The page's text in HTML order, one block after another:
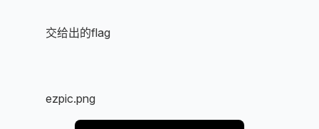
直接提交给出的flag
附件：ezpic.png